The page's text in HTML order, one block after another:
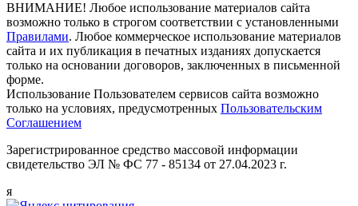
ВНИМАНИЕ! Любое использование материалов сайта
возможно только в строгом соответствии с установленными
Правилами. Любое коммерческое использование материалов
сайта и их публикация в печатных изданиях допускается
только на основании договоров, заключенных в письменной
форме.
Использование Пользователем сервисов сайта возможно
только на условиях, предусмотренных Пользовательским
Соглашением
Зарегистрированное средство массовой информации
свидетельство ЭЛ № ФС 77 - 85134 от 27.04.2023 г.
я